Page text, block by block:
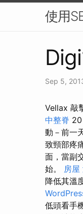
使用
Sep 5,
Vellax 敲
中整脊 20
動－前一
致頸部疼
面，當副
始。 房屋
降低其溫
低頭看手